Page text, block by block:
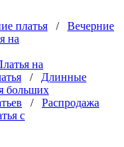
платья / Вечерние
на
на
/ Длинные
больших
/ Распродажа
с